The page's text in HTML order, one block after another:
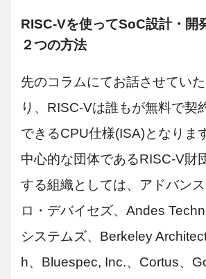
RISC-Vを使ってSoC設計・開
２つの方法
先のコラムにてお話させてい
り、RISC-Vは誰もが無料で契
できるCPU仕様(ISA)となりま
中心的な団体であるRISC-V財
する組織としては、アドバン
ロ・デバイセズ、Andes
システムズ、Berkeley
h、Bluespec, Inc.、Cortus、